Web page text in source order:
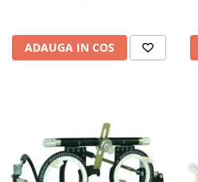
ADAUGA IN COS